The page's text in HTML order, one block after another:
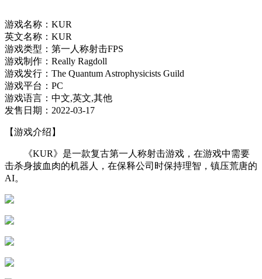
游戏名称：KUR
英文名称：KUR
游戏类型：第一人称射击FPS
游戏制作：Really Ragdoll
游戏发行：The Quantum Astrophysicists Guild
游戏平台：PC
游戏语言：中文,英文,其他
发售日期：2022-03-17
【游戏介绍】
《KUR》是一款复古第一人称射击游戏，在游戏中需要
击杀身披血肉的机器人，在保释公司时保持理智，镇压荒唐的
AI。